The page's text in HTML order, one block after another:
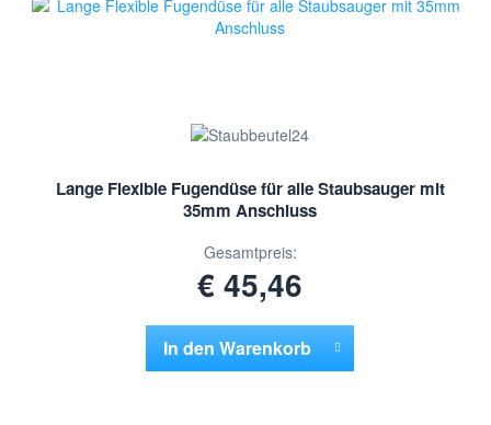
Lange Flexible Fugendüse für alle Staubsauger mit
35mm Anschluss
Gesamtpreis:
€ 45,46
In den Warenkorb